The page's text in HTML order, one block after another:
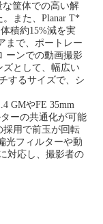
な筐体での高い解
また、Planar T*
積約15%減を実
まで、ポートレー
ーンでの動画撮影
ズとして、幅広い
するサイズで、シ
GMやFE 35mm
ーの共通化が可能
採用で前玉が回転
光フィルターや動
対応し、撮影者の